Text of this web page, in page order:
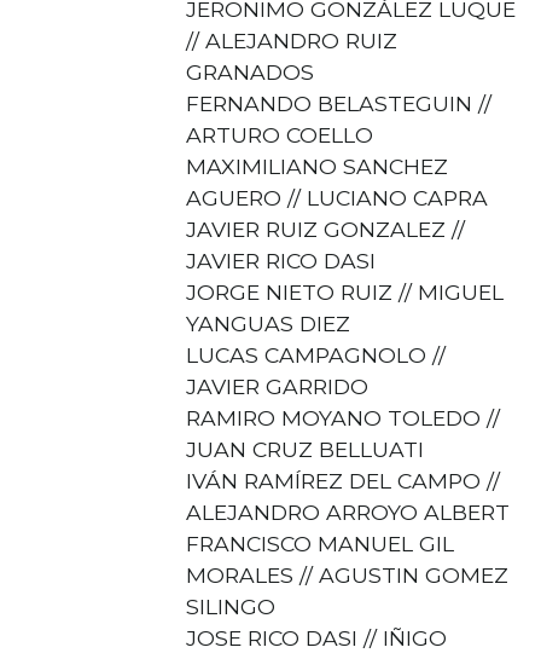
JERONIMO GONZÁLEZ LUQUE
// ALEJANDRO RUIZ
GRANADOS
FERNANDO BELASTEGUIN //
ARTURO COELLO
MAXIMILIANO SANCHEZ
AGUERO // LUCIANO CAPRA
JAVIER RUIZ GONZALEZ //
JAVIER RICO DASI
JORGE NIETO RUIZ // MIGUEL
YANGUAS DIEZ
LUCAS CAMPAGNOLO //
JAVIER GARRIDO
RAMIRO MOYANO TOLEDO //
JUAN CRUZ BELLUATI
IVÁN RAMÍREZ DEL CAMPO //
ALEJANDRO ARROYO ALBERT
FRANCISCO MANUEL GIL
MORALES // AGUSTIN GOMEZ
SILINGO
JOSE RICO DASI // IÑIGO